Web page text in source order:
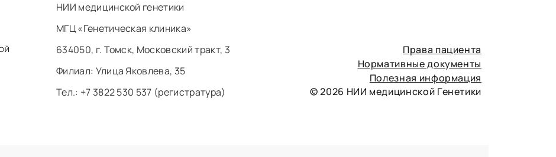
НИИ медицинской генетики
МГЦ «Генетическая клиника»
634050, г. Томск, Московский тракт, 3
Филиал: ​Улица Яковлева, 35
Тел.: +7 3822 530 537 (регистратура)
Права пациента
Нормативные документы
Полезная информация
© 2026 НИИ медицинской Генетики